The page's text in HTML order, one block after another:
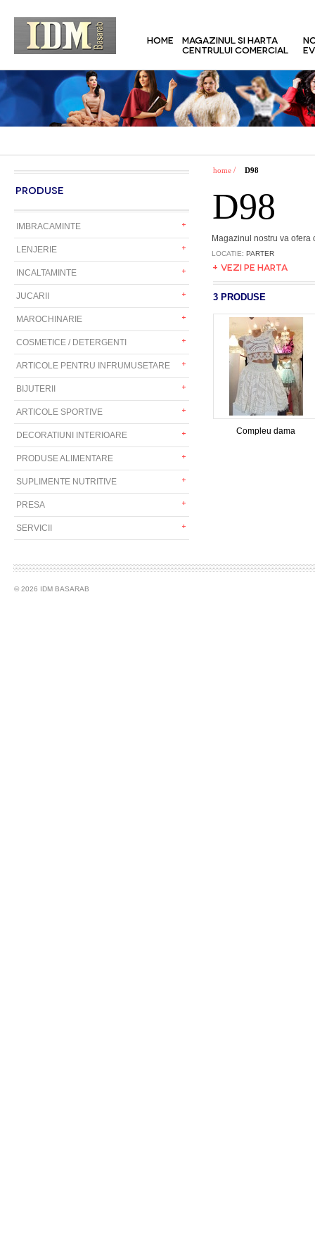
HOME
MAGAZINUL SI HARTA
CENTRULUI COMERCIAL
PRODUSE
IMBRACAMINTE
LENJERIE
INCALTAMINTE
JUCARII
MAROCHINARIE
COSMETICE / DETERGENTI
ARTICOLE PENTRU INFRUMUSETARE
BIJUTERII
ARTICOLE SPORTIVE
DECORATIUNI INTERIOARE
PRODUSE ALIMENTARE
SUPLIMENTE NUTRITIVE
PRESA
SERVICII
home / D98
D98
Magazinul nostru va
LOCATIE: PARTER
+ VEZI PE HARTA
3 PRODUSE
Compleu dama
© 2026 IDM BASARAB